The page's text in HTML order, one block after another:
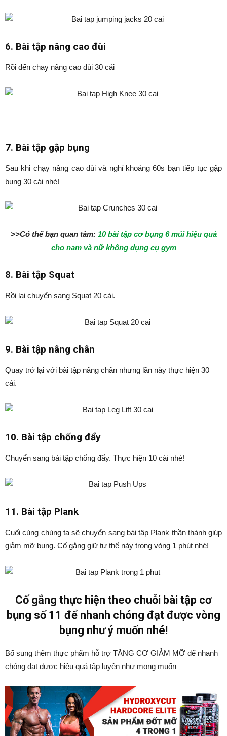
6. Bài tập nâng cao đùi
Rồi đến chạy nâng cao đùi 30 cái
7. Bài tập gập bụng
Sau khi chạy nâng cao đùi và nghỉ khoảng 60s bạn tiếp tục gập
bụng 30 cái nhé!
>>Có thể bạn quan tâm: 10 bài tập cơ bụng 6 múi hiệu quả
cho nam và nữ không dụng cụ gym
8. Bài tập Squat
Rồi lại chuyển sang Squat 20 cái.
9. Bài tập nâng chân
Quay trở lại với bài tập nâng chân nhưng lần này thực hiện 30
cái.
10. Bài tập chống đẩy
Chuyển sang bài tập chống đẩy. Thực hiện 10 cái nhé!
11. Bài tập Plank
Cuối cùng chúng ta sẽ chuyển sang bài tập Plank thần thánh giúp
giảm mỡ bụng. Cố gắng giữ tư thế này trong vòng 1 phút nhé!
Cố gắng thực hiện theo chuỗi bài tập cơ
bụng số 11 để nhanh chóng đạt được vòng
bụng như ý muốn nhé!
Bổ sung thêm thực phẩm hỗ trợ TĂNG CƠ GIẢM MỠ để nhanh
chóng đạt được hiệu quả tập luyện như mong muốn